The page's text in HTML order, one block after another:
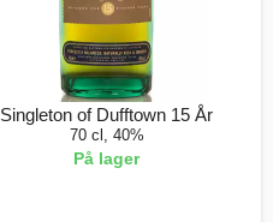
Singleton of Dufftown 15 År
70 cl, 40%
På lager